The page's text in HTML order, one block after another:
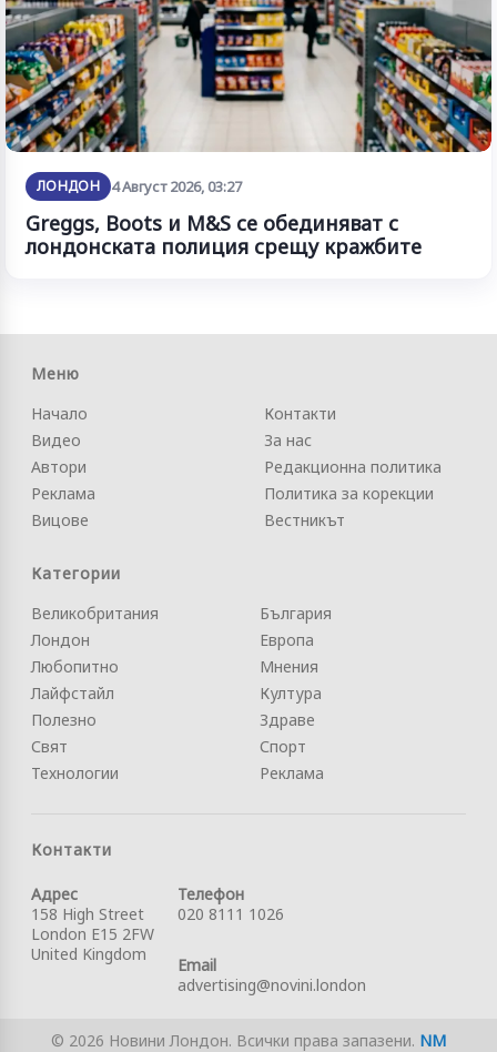
ЛОНДОН 4 Август 2026, 03:27
Greggs, Boots и M&S се обединяват с
лондонската полиция срещу кражбите
Меню
Начало
Видео
Автори
Реклама
Вицове
Контакти
За нас
Редакционна политика
Политика за корекции
Вестникът
Категории
Великобритания
Лондон
Любопитно
Лайфстайл
Полезно
Свят
Технологии
България
Европа
Мнения
Култура
Здраве
Спорт
Реклама
Контакти
Адрес
158 High Street
London E15 2FW
United Kingdom
Телефон
020 8111 1026
Email
advertising@novini.london
© 2026 Новини Лондон. Всички права запазени. NM